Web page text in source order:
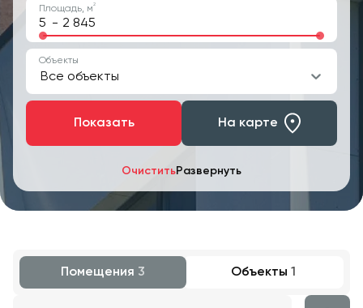
ОчиститьРазвернуть
Площадь, м2
-
Объекты
Все объекты
Показать На карте
Помещения 3 Объекты 1